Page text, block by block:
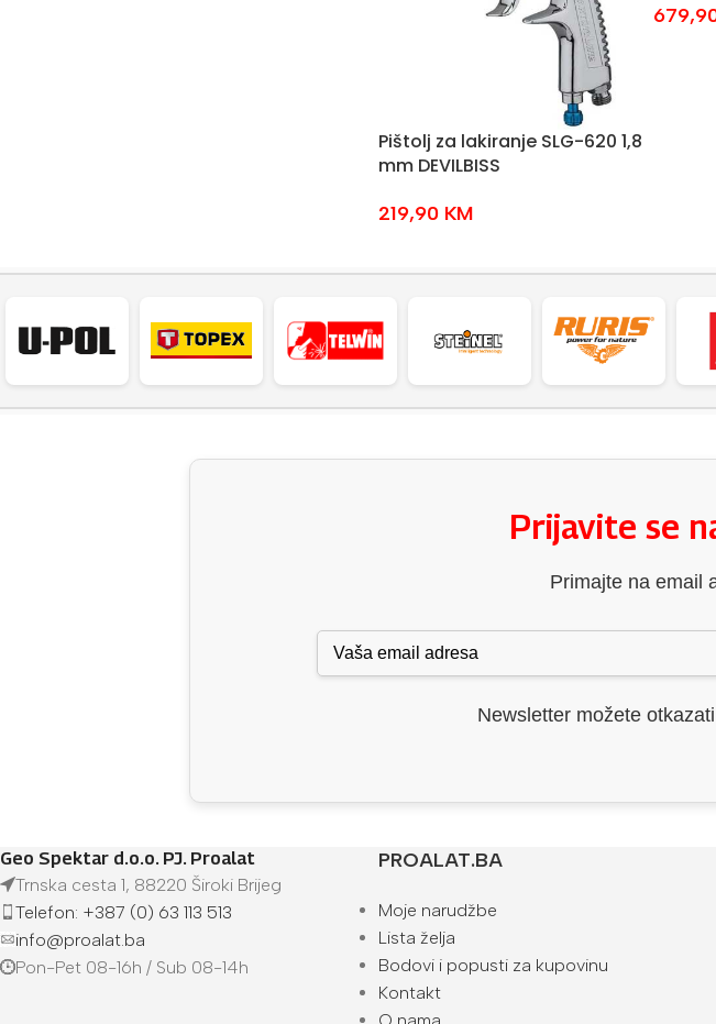
Pištolj za lakiranje SLG-620 1,8
mm DEVILBISS
219,90 KM
Prijavite se
Primajte na email
Newsletter možete
Geo Spektar d.o.o. PJ. Proalat
Trnska cesta 1, 88220 Široki Brijeg
Telefon: +387 (0) 63 113 513
info@proalat.ba
Pon-Pet 08-16h / Sub 08-14h
PROALAT.BA
Moje narudžbe
Lista želja
Bodovi i popusti za kupovinu
Kontakt
O nama